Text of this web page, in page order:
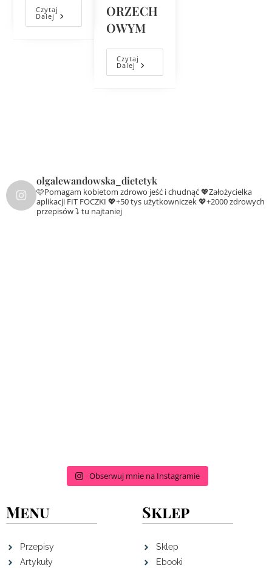
Czytaj
Dalej
ORZECH
OWYM
Czytaj
Dalej
olgalewandowska_dietetyk
🩷Pomagam kobietom zdrowo jeść i chudnąć💖Założycielka
aplikacji FIT FOCZKI 💖+50 tys użytkowniczek💖+2000 zdrowych
przepisów ⤵️ tu najtaniej
Obserwuj mnie na Instagramie
Menu
Przepisy
Artykuły
Sklep
Sklep
Ebooki